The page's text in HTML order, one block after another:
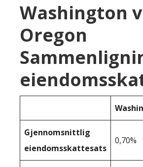
Washington
Oregon
Gjennomsnittlig
eiendomsskattesats
0,70%